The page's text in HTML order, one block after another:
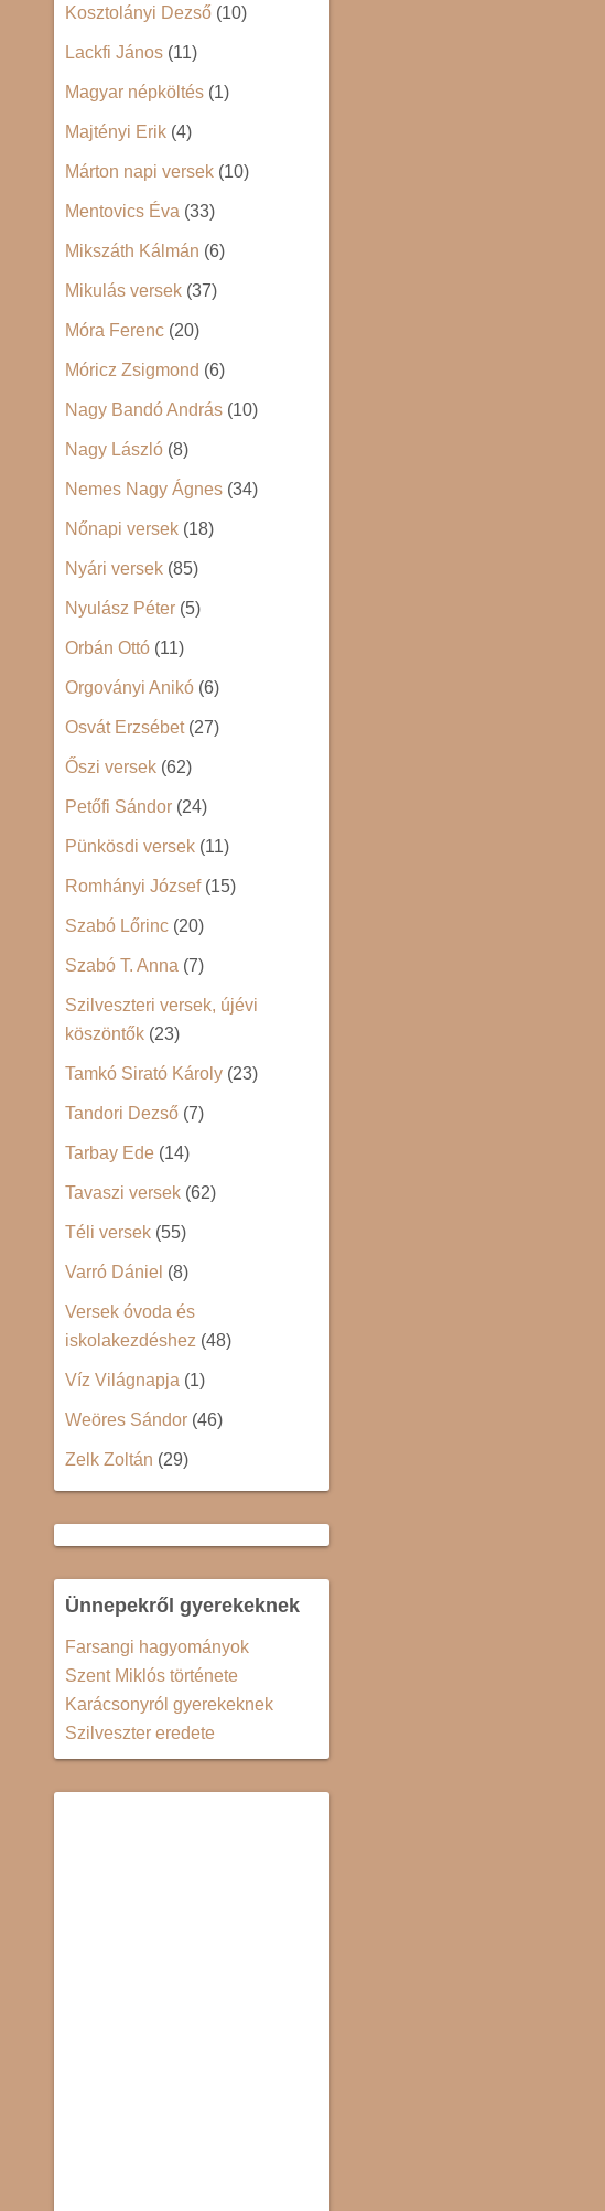
Kosztolányi Dezső (10)
Lackfi János (11)
Magyar népköltés (1)
Majtényi Erik (4)
Márton napi versek (10)
Mentovics Éva (33)
Mikszáth Kálmán (6)
Mikulás versek (37)
Móra Ferenc (20)
Móricz Zsigmond (6)
Nagy Bandó András (10)
Nagy László (8)
Nemes Nagy Ágnes (34)
Nőnapi versek (18)
Nyári versek (85)
Nyulász Péter (5)
Orbán Ottó (11)
Orgoványi Anikó (6)
Osvát Erzsébet(27)
Őszi versek (62)
Petőfi Sándor (24)
Pünkösdi versek (11)
Romhányi József(15)
Szabó Lőrinc (20)
Szabó T. Anna (7)
Szilveszteri versek, újévi
köszöntők (23)
Tamkó Sirató Károly (23)
Tandori Dezső (7)
Tarbay Ede (14)
Tavaszi versek (62)
Téli versek (55)
Varró Dániel (8)
Versek óvoda és
iskolakezdéshez (48)
Víz Világnapja (1)
Weöres Sándor (46)
Zelk Zoltán (29)
Ünnepekről gyerekeknek
Farsangi hagyományok
Szent Miklós története
Karácsonyról gyerekeknek
Szilveszter eredete